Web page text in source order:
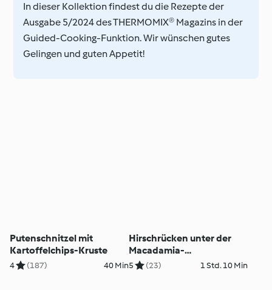
In dieser Kollektion findest du die Rezepte der
Ausgabe 5/2024 des THERMOMIX® Magazins in der
Guided-Cooking-Funktion. Wir wünschen gutes
Gelingen und guten Appetit!
Putenschnitzel mit
Kartoffelchips-Kruste
4 (187) 40 Min
Hirschrücken unter der
Macadamia-
Honigkuchen-Kruste
5 (23) 1 Std. 10 Min